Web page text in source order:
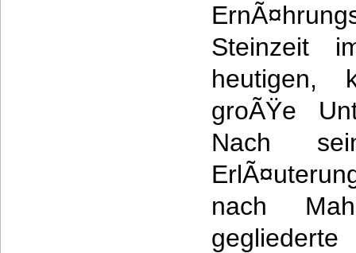
Steinzeit
heutigen,
groÃŸe
Nach
nach